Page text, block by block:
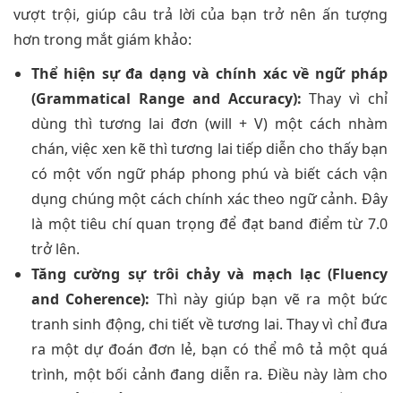
vượt trội, giúp câu trả lời của bạn trở nên ấn tượng
hơn trong mắt giám khảo:
Thể hiện sự đa dạng và chính xác về ngữ pháp
(Grammatical Range and Accuracy): Thay vì chỉ
dùng thì tương lai đơn (will + V) một cách nhàm
chán, việc xen kẽ thì tương lai tiếp diễn cho thấy bạn
có một vốn ngữ pháp phong phú và biết cách vận
dụng chúng một cách chính xác theo ngữ cảnh. Đây
là một tiêu chí quan trọng để đạt band điểm từ 7.0
trở lên.
Tăng cường sự trôi chảy và mạch lạc (Fluency
and Coherence): Thì này giúp bạn vẽ ra một bức
tranh sinh động, chi tiết về tương lai. Thay vì chỉ đưa
ra một dự đoán đơn lẻ, bạn có thể mô tả một quá
trình, một bối cảnh đang diễn ra. Điều này làm cho